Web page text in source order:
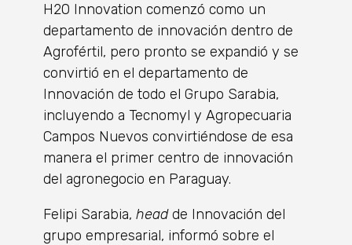
H20 Innovation comenzó como un
departamento de innovación dentro de
Agrofértil, pero pronto se expandió y se
convirtió en el departamento de
Innovación de todo el Grupo Sarabia,
incluyendo a Tecnomyl y Agropecuaria
Campos Nuevos convirtiéndose de esa
manera el primer centro de innovación
del agronegocio en Paraguay.
Felipi Sarabia, headde Innovación del
grupo empresarial, informó sobre el